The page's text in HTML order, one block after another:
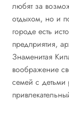
любят за
отдыхом, но и
городе есть
предприятия,
Знаменитая
воображение
семей с детьми